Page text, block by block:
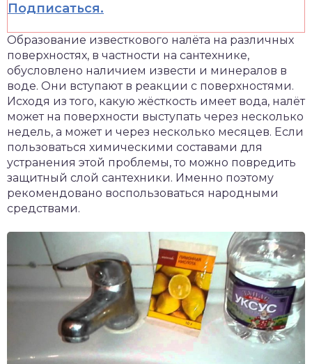
Подписаться.
Образование известкового налёта на различных
поверхностях, в частности на сантехнике,
обусловлено наличием извести и минералов в
воде. Они вступают в реакции с поверхностями.
Исходя из того, какую жёсткость имеет вода, налёт
может на поверхности выступать через несколько
недель, а может и через несколько месяцев. Если
пользоваться химическими составами для
устранения этой проблемы, то можно повредить
защитный слой сантехники. Именно поэтому
рекомендовано воспользоваться народными
средствами.